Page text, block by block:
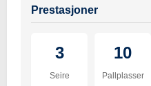
Prestasjoner
3
Seire
10
Pallplasser